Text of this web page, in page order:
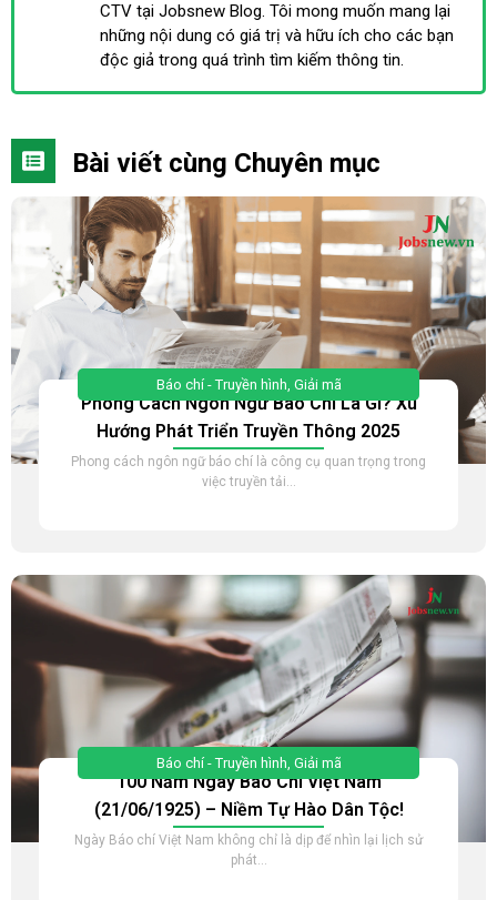
CTV tại Jobsnew Blog. Tôi mong muốn mang lại
những nội dung có giá trị và hữu ích cho các bạn
độc giả trong quá trình tìm kiếm thông tin.
Bài viết cùng Chuyên mục
Báo chí - Truyền hình, Giải mã
Phong Cách Ngôn Ngữ Báo Chí Là Gì? Xu
Hướng Phát Triển Truyền Thông 2025
Phong cách ngôn ngữ báo chí là công cụ quan trọng trong
việc truyền tải...
Báo chí - Truyền hình, Giải mã
100 Năm Ngày Báo Chí Việt Nam
(21/06/1925) – Niềm Tự Hào Dân Tộc!
Ngày Báo chí Việt Nam không chỉ là dịp để nhìn lại lịch sử
phát...